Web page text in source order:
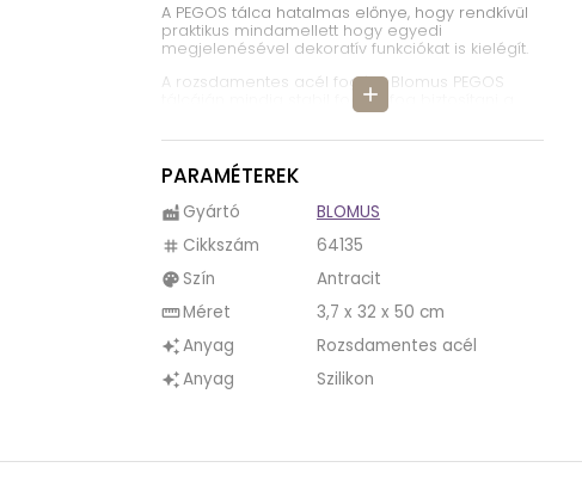
add
A PEGOS tálca hatalmas előnye, hogy rendkívül
praktikus mindamellett hogy egyedi
megjelenésével dekoratív funkciókat is kielégít.
A rozsdamentes acél fogó a Blomus PEGOS
tálcáján mindig stabil fogást fog biztosítani a
tálcának, nem kell aggódnunk, hogy elejthetjük
azt, továbbá nyugodtan érheti víz is, a Blomus
A PEGOS tálca középső része szilikonból készült,
mely dekoratív megjelenése mellett
csúszásmentes felületet biztosít edényeink,
evőeszközeink számára, így könnyedebbé téve
a tálalást.
PARAMÉTEREK
factory Gyártó BLOMUS
tag Cikkszám 64135
palette Szín Antracit
straightenMéret 3,7 x 32 x 50 cm
auto_awesomeAnyag Rozsdamentes acél
auto_awesomeAnyag Szilikon